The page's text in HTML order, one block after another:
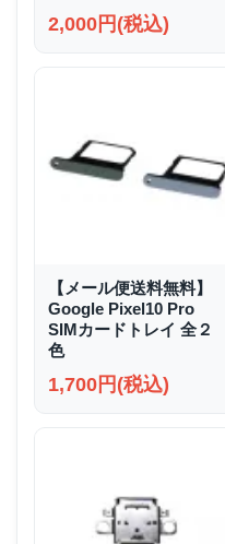
2,000円(税込)
【メール便送料無料】
Google Pixel10 Pro
SIMカードトレイ 全２
色
1,700円(税込)